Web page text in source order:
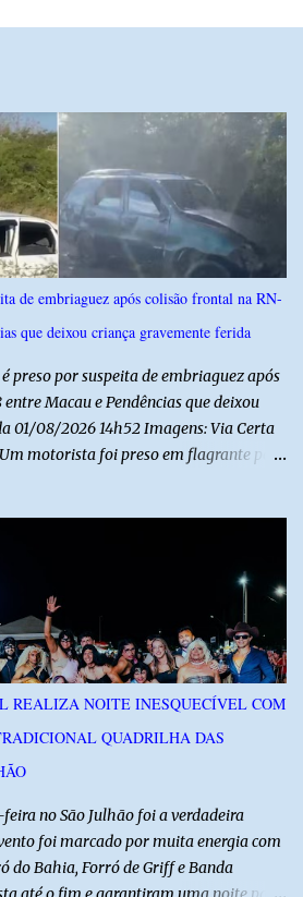
de embriaguez após colisão frontal na RN-
que deixou criança gravemente ferida
preso por suspeita de embriaguez após
Macau e Pendências que deixou
01/08/2026 14h52 Imagens: Via Certa
motorista foi preso em flagrante por
sinais de embriaguez, foi levado
Maia, em Mossoró, e autuado em
para confirmar a presença de álcool no
No outro veículo estavam
seguiam para uma partida de futebol. O
ferimentos leves. A criança, que
ficou gravemente ferida, precisou ser
helicóptero...
REALIZA NOITE INESQUECÍVEL COM
QUADRILHA DAS
no São Julhão foi a verdadeira
foi marcado por muita energia com
do Bahia, Forró de Griff e Banda